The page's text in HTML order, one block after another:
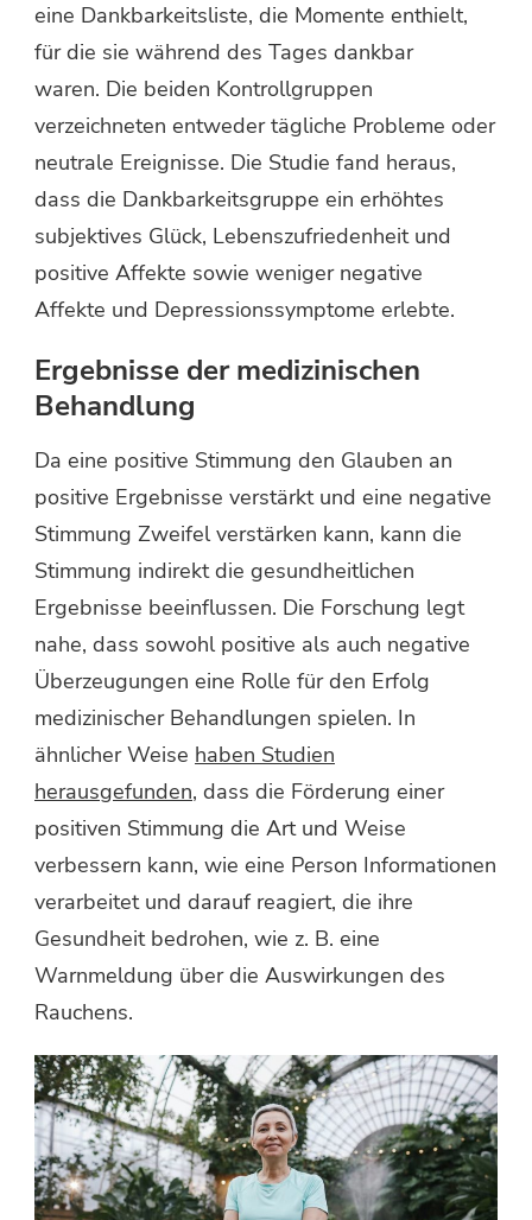
eine Dankbarkeitsliste, die Momente enthielt,
für die sie während des Tages dankbar
waren. Die beiden Kontrollgruppen
verzeichneten entweder tägliche Probleme oder
neutrale Ereignisse. Die Studie fand heraus,
dass die Dankbarkeitsgruppe ein erhöhtes
subjektives Glück, Lebenszufriedenheit und
positive Affekte sowie weniger negative
Affekte und Depressionssymptome erlebte.
Ergebnisse der medizinischen
Behandlung
Da eine positive Stimmung den Glauben an
positive Ergebnisse verstärkt und eine negative
Stimmung Zweifel verstärken kann, kann die
Stimmung indirekt die gesundheitlichen
Ergebnisse beeinflussen. Die Forschung legt
nahe, dass sowohl positive als auch negative
Überzeugungen eine Rolle für den Erfolg
medizinischer Behandlungen spielen. In
ähnlicher Weise haben Studien
herausgefunden, dass die Förderung einer
positiven Stimmung die Art und Weise
verbessern kann, wie eine Person Informationen
verarbeitet und darauf reagiert, die ihre
Gesundheit bedrohen, wie z. B. eine
Warnmeldung über die Auswirkungen des
Rauchens.